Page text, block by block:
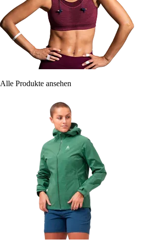
Alle Produkte ansehen